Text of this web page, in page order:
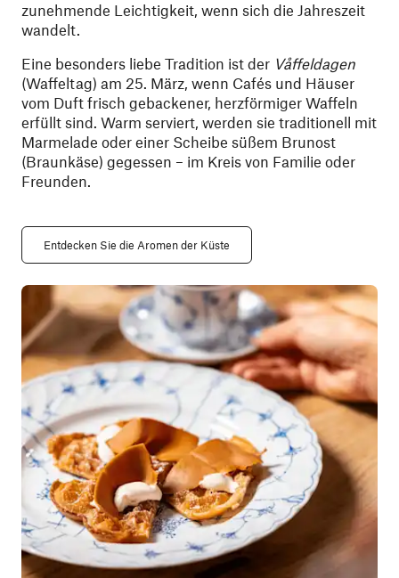
zunehmende Leichtigkeit, wenn sich die Jahreszeit
wandelt.
Eine besonders liebe Tradition ist der Våffeldagen
(Waffeltag) am 25. März, wenn Cafés und Häuser
vom Duft frisch gebackener, herzförmiger Waffeln
erfüllt sind. Warm serviert, werden sie traditionell mit
Marmelade oder einer Scheibe süßem Brunost
(Braunkäse) gegessen – im Kreis von Familie oder
Freunden.
Entdecken Sie die Aromen der Küste